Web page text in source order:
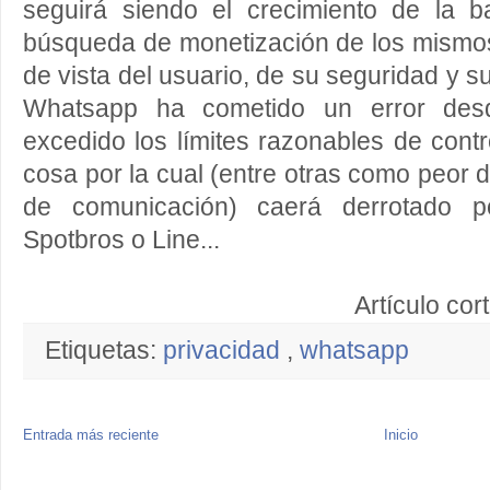
seguirá siendo el crecimiento de la
búsqueda de monetización de los
de vista del usuario, de su seguridad y
Whatsapp ha cometido un error
excedido los límites razonables de
cosa por la cual (entre otras como peor
de comunicación) caerá derrotado
Spotbros o Line...
Artículo
Etiquetas: privacidad , whatsapp
Entrada más reciente Inicio